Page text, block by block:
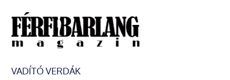
VADÍTÓ VERDÁK